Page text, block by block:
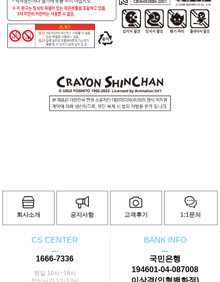
회사소개 공지사항 고객후기 1:1문의
CS CENTER
ㅡ
1666-7336
평일 10시~18시
BANK INFO
ㅡ
국민은행
194601-04-087008